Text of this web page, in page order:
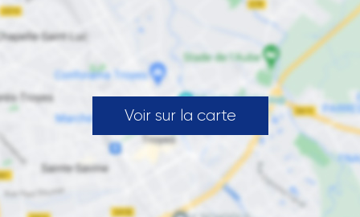
Voir sur la carte